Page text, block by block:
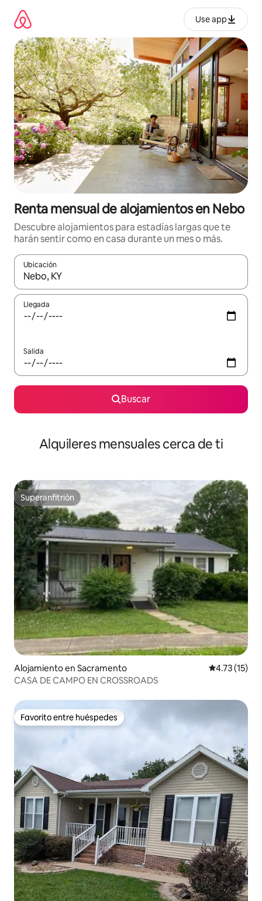
contenido
Use app
Renta mensual de alojamientos en Nebo
Descubre alojamientos para estadías largas que te
harán sentir como en casa durante un mes o más.
Ubicación
Cuando los resultados estén disponibles, navega con las
Llegada
Salida
Buscar
Alquileres mensuales cerca de ti
Superanfitrión
Superanfitrión
Alojamiento en Sacramento Calificación
4.73 (15)
CASA DE CAMPO EN CROSSROADS
Favorito entre huéspedes
Favorito entre huéspedes